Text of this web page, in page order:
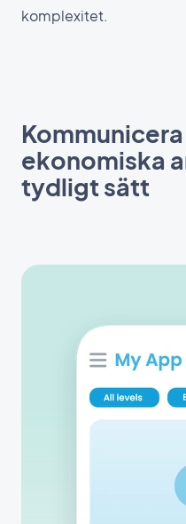
komplexitet.
ekonomiska
tydligt sätt